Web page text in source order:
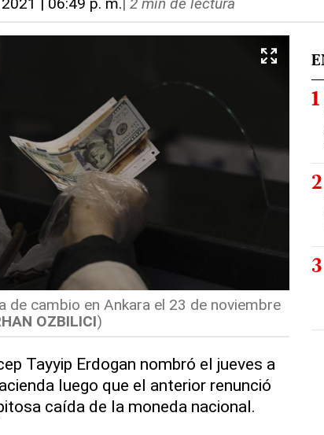
de cambio en Ankara el 23 de noviembre
OZBILICI)
Tayyip Erdogan nombró el jueves a
luego que el anterior renunció
caída de la moneda nacional.